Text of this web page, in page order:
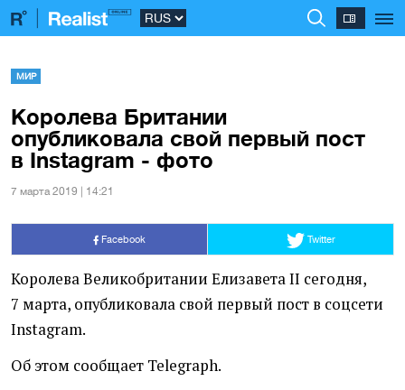
МИР
Королева Британии
опубликовала свой первый пост
в Instagram - фото
7 марта 2019 | 14:21
Facebook Twitter
Королева Великобритании Елизавета II сегодня,
7 марта, опубликовала свой первый пост в соцсети
Instagram.
Об этом сообщает Telegraph.